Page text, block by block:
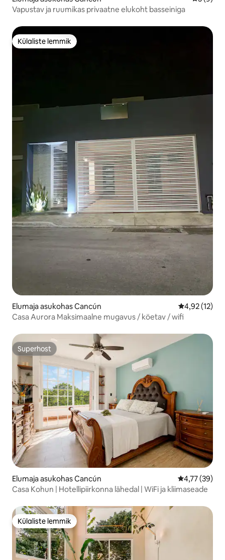
Vapustav ja ruumikas privaatne elukoht basseiniga
Külaliste lemmik
Külaliste lemmik
Elumaja asukohas Cancún Keskmine
4,92 (12)
Casa Aurora Maksimaalne mugavus / köetav / wifi
Superhost
Superhost
Elumaja asukohas Cancún Keskmine
4,77 (39)
Casa Kohun | Hotellipiirkonna lähedal | WiFi ja kliimaseade
Külaliste lemmik
Külaliste lemmik